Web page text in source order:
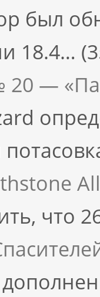
был
18.4…
20 —
что